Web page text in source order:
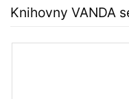
Knihovny VANDA